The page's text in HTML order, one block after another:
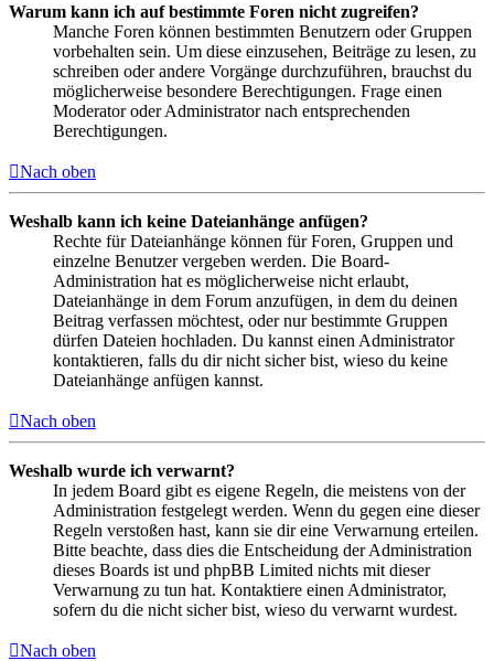
Warum kann ich auf bestimmte Foren nicht zugreifen?
Manche Foren können bestimmten Benutzern oder Gruppen
vorbehalten sein. Um diese einzusehen, Beiträge zu lesen, zu
schreiben oder andere Vorgänge durchzuführen, brauchst du
möglicherweise besondere Berechtigungen. Frage einen
Moderator oder Administrator nach entsprechenden
Berechtigungen.
Nach oben
Weshalb kann ich keine Dateianhänge anfügen?
Rechte für Dateianhänge können für Foren, Gruppen und
einzelne Benutzer vergeben werden. Die Board-
Administration hat es möglicherweise nicht erlaubt,
Dateianhänge in dem Forum anzufügen, in dem du deinen
Beitrag verfassen möchtest, oder nur bestimmte Gruppen
dürfen Dateien hochladen. Du kannst einen Administrator
kontaktieren, falls du dir nicht sicher bist, wieso du keine
Dateianhänge anfügen kannst.
Nach oben
Weshalb wurde ich verwarnt?
In jedem Board gibt es eigene Regeln, die meistens von der
Administration festgelegt werden. Wenn du gegen eine dieser
Regeln verstoßen hast, kann sie dir eine Verwarnung erteilen.
Bitte beachte, dass dies die Entscheidung der Administration
dieses Boards ist und phpBB Limited nichts mit dieser
Verwarnung zu tun hat. Kontaktiere einen Administrator,
sofern du die nicht sicher bist, wieso du verwarnt wurdest.
Nach oben